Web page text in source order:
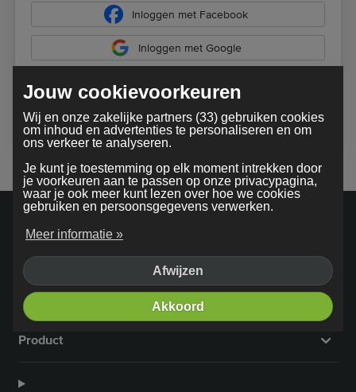
Inloggen met Facebook
Inloggen met Google
algemene voorwaarden
Bedrijf
Product
Jouw cookievoorkeuren
Wij en onze zakelijke partners (33) gebruiken cookies
om inhoud en advertenties te personaliseren en om
ons verkeer te analyseren.
Je kunt je toestemming op elk moment intrekken door
je voorkeuren aan te passen op onze privacypagina,
waar je ook meer kunt lezen over hoe we cookies
gebruiken en persoonsgegevens verwerken.
Meer informatie »
Afwijzen
Akkoord